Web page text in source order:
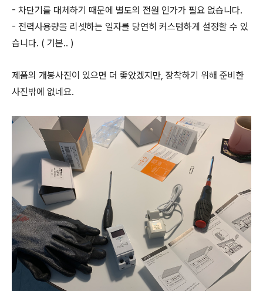
- 차단기를 대체하기 때문에 별도의 전원 인가가 필요 없습니다.
- 전력사용량을 리셋하는 일자를 당연히 커스텀하게 설정할 수 있
습니다. ( 기본.. )
제품의 개봉사진이 있으면 더 좋았겠지만, 장착하기 위해 준비한
사진밖에 없네요.